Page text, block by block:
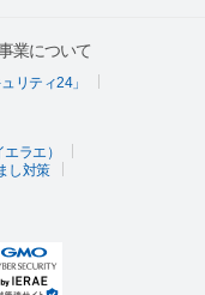
業について
リティ24」
ラエ）
し対策